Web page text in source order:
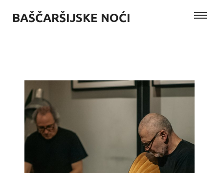
BAŠČARŠIJSKE NOĆI